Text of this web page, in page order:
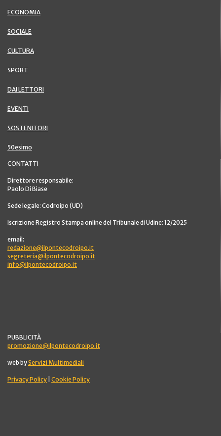
ECONOMIA
SOCIALE
CULTURA
SPORT
DAI LETTORI
EVENTI
SOSTENITORI
50esimo
CONTATTI
Direttore responsabile:
Paolo Di Biase
Sede legale: Codroipo (UD)
Iscrizione Registro Stampa online del Tribunale di Udine: 12/2025
email:
redazione@ilpontecodroipo.it
segreteria@ilpontecodroipo.it
info@ilpontecodroipo.it
PUBBLICITÀ
promozione@ilpontecodroipo.it
web byServizi Multimediali
Privacy Policy Cookie Policy